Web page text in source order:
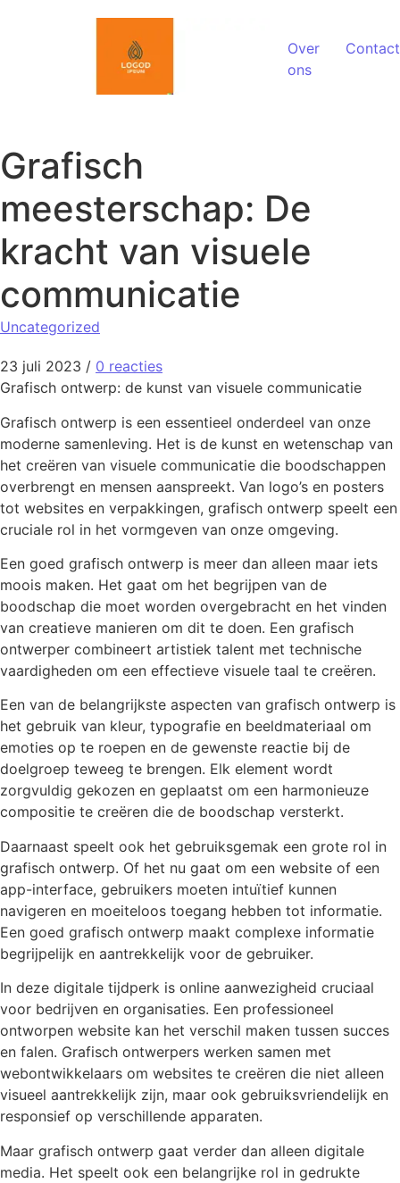
Over
ons
Contact
Grafisch
meesterschap: De
kracht van visuele
communicatie
Uncategorized
23 juli 2023 / 0 reacties
Grafisch ontwerp: de kunst van visuele communicatie
Grafisch ontwerp is een essentieel onderdeel van onze
moderne samenleving. Het is de kunst en wetenschap van
het creëren van visuele communicatie die boodschappen
overbrengt en mensen aanspreekt. Van logo’s en posters
tot websites en verpakkingen, grafisch ontwerp speelt een
cruciale rol in het vormgeven van onze omgeving.
Een goed grafisch ontwerp is meer dan alleen maar iets
moois maken. Het gaat om het begrijpen van de
boodschap die moet worden overgebracht en het vinden
van creatieve manieren om dit te doen. Een grafisch
ontwerper combineert artistiek talent met technische
vaardigheden om een effectieve visuele taal te creëren.
Een van de belangrijkste aspecten van grafisch ontwerp is
het gebruik van kleur, typografie en beeldmateriaal om
emoties op te roepen en de gewenste reactie bij de
doelgroep teweeg te brengen. Elk element wordt
zorgvuldig gekozen en geplaatst om een harmonieuze
compositie te creëren die de boodschap versterkt.
Daarnaast speelt ook het gebruiksgemak een grote rol in
grafisch ontwerp. Of het nu gaat om een website of een
app-interface, gebruikers moeten intuïtief kunnen
navigeren en moeiteloos toegang hebben tot informatie.
Een goed grafisch ontwerp maakt complexe informatie
begrijpelijk en aantrekkelijk voor de gebruiker.
In deze digitale tijdperk is online aanwezigheid cruciaal
voor bedrijven en organisaties. Een professioneel
ontworpen website kan het verschil maken tussen succes
en falen. Grafisch ontwerpers werken samen met
webontwikkelaars om websites te creëren die niet alleen
visueel aantrekkelijk zijn, maar ook gebruiksvriendelijk en
responsief op verschillende apparaten.
Maar grafisch ontwerp gaat verder dan alleen digitale
media. Het speelt ook een belangrijke rol in gedrukte